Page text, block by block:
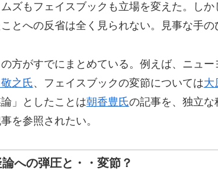
ズもフェイスブックも立場を変えた。し
とへの反省は全く見られない。見事な手の
方がすでにまとめている。例えば、ニュ
之氏、フェイスブックの変節については大
」としたことは朝香豊氏の記事を、独立な
を参照されたい。
への弾圧と・・変節？